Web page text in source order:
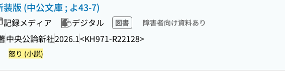
装版 (中公文庫 ; よ43-7)
記録メディア デジタル 図書 障害者向け資料あり
中央公論新社2026.1<KH971-R22128>
怒り (小説)